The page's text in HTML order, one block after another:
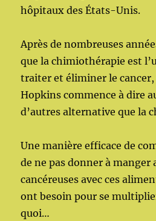
hôpitaux des États-Unis.
Après de nombreuses
que la chimiothérapie est
traiter et éliminer le
Hopkins commence à dire
d’autres alternative que la
Une manière efficace de
de ne pas donner à manger
cancéreuses avec ces
ont besoin pour se
quoi…